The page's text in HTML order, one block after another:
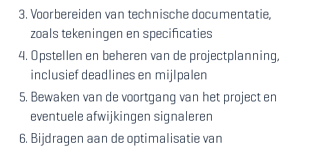
Voorbereiden van technische documentatie,
zoals tekeningen en specificaties
Opstellen en beheren van de projectplanning,
inclusief deadlines en mijlpalen
Bewaken van de voortgang van het project en
eventuele afwijkingen signaleren
Bijdragen aan de optimalisatie van